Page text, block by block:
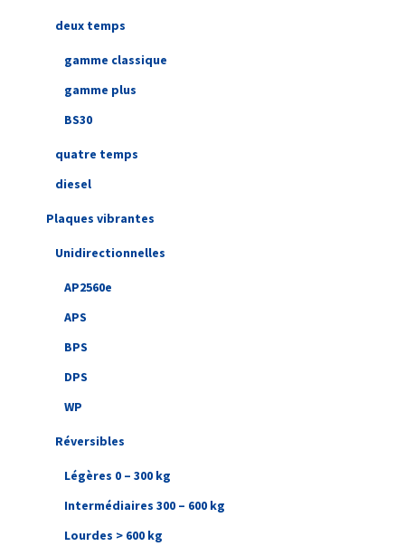
deux temps
gamme classique
gamme plus
BS30
quatre temps
diesel
Plaques vibrantes
Unidirectionnelles
AP2560e
APS
BPS
DPS
WP
Réversibles
Légères 0 – 300 kg
Intermédiaires 300 – 600 kg
Lourdes > 600 kg